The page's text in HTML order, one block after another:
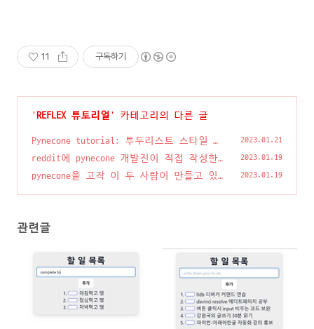
11 구독하기
' REFLEX 튜토리얼 ' 카테고리의 다른 글
Pynecone tutorial: 투두리스트 스타일 매
기기
(0)
2023.01.21
reddit에 pynecone 개발진이 직접 작성한
글
(7)
2023.01.19
pynecone을 고작 이 두 사람이 만들고 있
2023.01.19
관련글